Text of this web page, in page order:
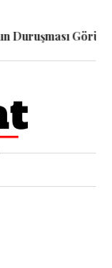
Görüldü 15